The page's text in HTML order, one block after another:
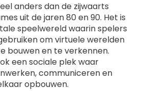
anders dan de zijwaarts
uit de jaren 80 en 90. Het is
speelwereld waarin spelers
om virtuele werelden
bouwen en te verkennen.
een sociale plek waar
communiceren en
opbouwen.